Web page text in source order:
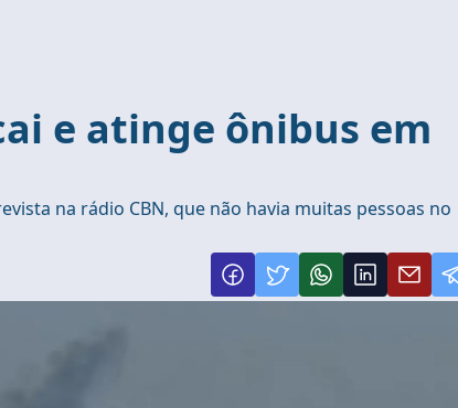
e atinge ônibus em
na rádio CBN, que não havia muitas pessoas no